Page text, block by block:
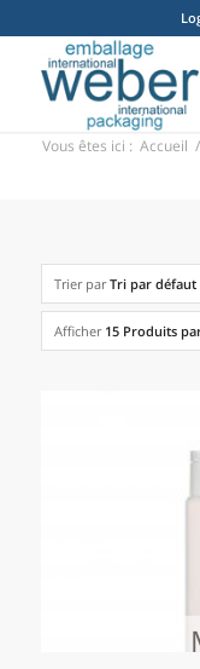
Vous êtes ici : Accueil /
Trier parTri par défaut
Afficher 15 Produits